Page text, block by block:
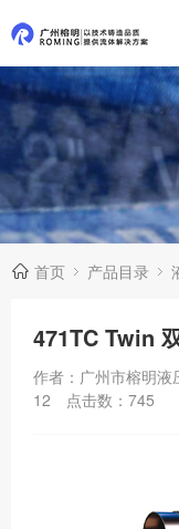
首页 产品目录
471TC Twin
作者：广州市榕明液
12
点击数： 745